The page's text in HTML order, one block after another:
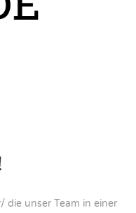
die unser Team in einer